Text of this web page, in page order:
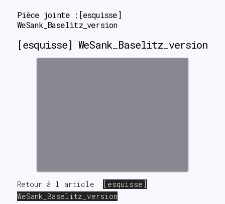
Pièce jointe :[esquisse]
WeSank_Baselitz_version
[esquisse] WeSank_Baselitz_version
Retour à l'article : [esquisse]
WeSank_Baselitz_version